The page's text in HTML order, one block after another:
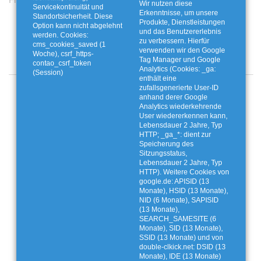
uns und unsere Umwelt
Angebote und Aktionen
Servicekontinuität und
Standortsicherheit. Diese
Option kann nicht abgelehnt
werden. Cookies:
cms_cookies_saved (1
Woche), csrf_https-
contao_csrf_token
(Session)
Wir nutzen diese
Erkenntnisse, um unsere
Produkte, Dienstleistungen
und das Benutzererlebnis
zu verbessern. Hierfür
verwenden wir den Google
Tag Manager und Google
Analytics (Cookies: _ga:
enthält eine
zufallsgenerierte User-ID
anhand derer Google
Analytics wiederkehrende
User wiedererkennen kann,
Lebensdauer 2 Jahre, Typ
HTTP; _ga_*: dient zur
Speicherung des
Sitzungsstatus,
Lebensdauer 2 Jahre, Typ
HTTP). Weitere Cookies von
google.de: APISID (13
Monate), HSID (13 Monate),
NID (6 Monate), SAPISID
(13 Monate),
SEARCH_SAMESITE (6
Monate), SID (13 Monate),
SSID (13 Monate) und von
double-clkick.net: DSID (13
Monate), IDE (13 Monate)